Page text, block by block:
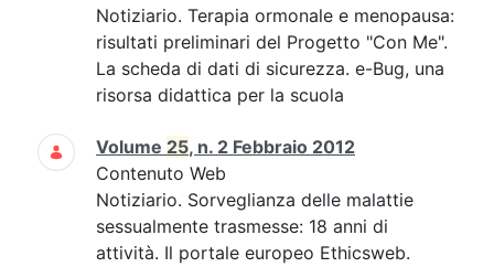
Notiziario. Terapia ormonale e menopausa:
risultati preliminari del Progetto "Con Me".
La scheda di dati di sicurezza. e-Bug, una
risorsa didattica per la scuola
Volume 25, n. 2 Febbraio 2012
Contenuto Web
Notiziario. Sorveglianza delle malattie
sessualmente trasmesse: 18 anni di
attività. Il portale europeo Ethicsweb.